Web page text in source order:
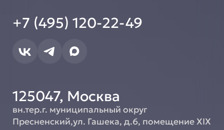
+7 (495) 120-22-49
125047, Москва
вн.тер.г. муниципальный округ
Пресненский,ул. Гашека, д.6, помещение XIX